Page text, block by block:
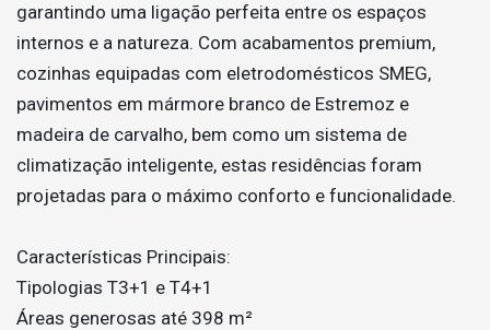
garantindo uma ligação perfeita entre os espaços
internos e a natureza. Com acabamentos premium,
cozinhas equipadas com eletrodomésticos SMEG,
pavimentos em mármore branco de Estremoz e
madeira de carvalho, bem como um sistema de
climatização inteligente, estas residências foram
projetadas para o máximo conforto e funcionalidade.
Características Principais:
Tipologias T3+1 e T4+1
Áreas generosas até 398 m²